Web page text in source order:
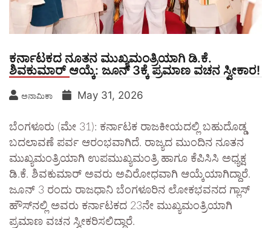
ಕರ್ನಾಟಕದ ನೂತನ ಮುಖ್ಯಮಂತ್ರಿಯಾಗಿ ಡಿ.ಕೆ.
ಶಿವಕುಮಾರ್ ಆಯ್ಕೆ: ಜೂನ್ 3ಕ್ಕೆ ಪ್ರಮಾಣ ವಚನ ಸ್ವೀಕಾರ!
ಅನಾಮಿಕಾ May 31, 2026
ಬೆಂಗಳೂರು (ಮೇ 31): ಕರ್ನಾಟಕ ರಾಜಕೀಯದಲ್ಲಿ ಬಹುದೊಡ್ಡ
ಬದಲಾವಣೆ ಪರ್ವ ಆರಂಭವಾಗಿದೆ. ರಾಜ್ಯದ ಮುಂದಿನ ನೂತನ
ಮುಖ್ಯಮಂತ್ರಿಯಾಗಿ ಉಪಮುಖ್ಯಮಂತ್ರಿ ಹಾಗೂ ಕೆಪಿಸಿಸಿ ಅಧ್ಯಕ್ಷ
ಡಿ.ಕೆ. ಶಿವಕುಮಾರ್ ಅವರು ಅವಿರೋಧವಾಗಿ ಆಯ್ಕೆಯಾಗಿದ್ದಾರೆ.
ಜೂನ್ 3 ರಂದು ರಾಜಧಾನಿ ಬೆಂಗಳೂರಿನ ಲೋಕಭವನದ ಗ್ಲಾಸ್
ಹೌಸ್‌ನಲ್ಲಿ ಅವರು ಕರ್ನಾಟಕದ 23ನೇ ಮುಖ್ಯಮಂತ್ರಿಯಾಗಿ
ಪ್ರಮಾಣ ವಚನ ಸ್ವೀಕರಿಸಲಿದ್ದಾರೆ.